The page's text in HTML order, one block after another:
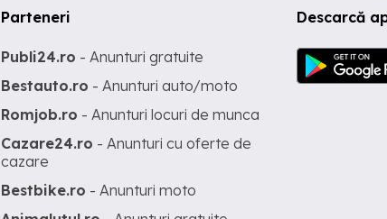
Descarcă
Parteneri
Publi24.ro - Anunturi gratuite
Bestauto.ro - Anunturi auto/moto
Romjob.ro - Anunturi locuri de munca
Cazare24.ro - Anunturi cu oferte de
cazare
Bestbike.ro - Anunturi moto